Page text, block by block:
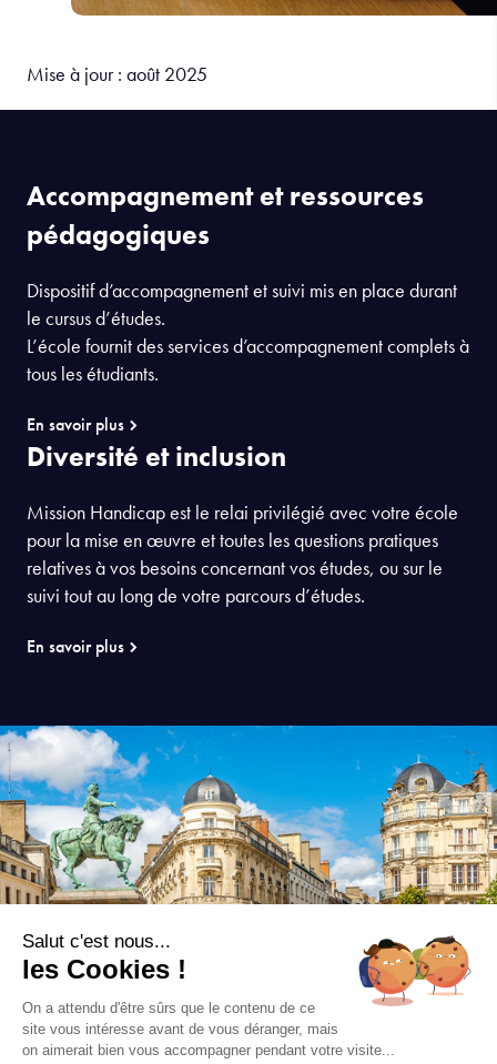
Mise à jour : août 2025
Accompagnement et ressources
pédagogiques
Dispositif d’accompagnement et suivi mis en place durant
le cursus d’études.
L’école fournit des services d’accompagnement complets à
tous les étudiants.
En savoir plus
Diversité et inclusion
Mission Handicap est le relai privilégié avec votre école
pour la mise en œuvre et toutes les questions pratiques
relatives à vos besoins concernant vos études, ou sur le
suivi tout au long de votre parcours d’études.
En savoir plus
Salut c'est nous...
les Cookies !
On a attendu d'être sûrs que le contenu de ce
site vous intéresse avant de vous déranger, mais
on aimerait bien vous accompagner pendant votre visite...